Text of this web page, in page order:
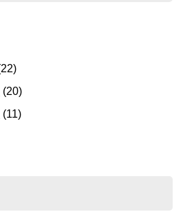
(20)
(11)